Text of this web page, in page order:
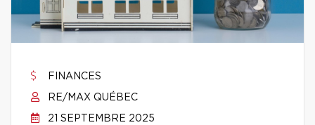
FINANCES
RE/MAX QUÉBEC
21 SEPTEMBRE 2025